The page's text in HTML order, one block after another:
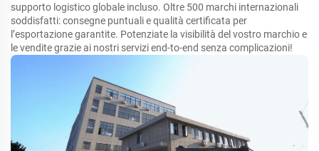
supporto logistico globale incluso. Oltre 500 marchi internazionali
soddisfatti: consegne puntuali e qualità certificata per
l’esportazione garantite. Potenziate la visibilità del vostro marchio e
le vendite grazie ai nostri servizi end-to-end senza complicazioni!